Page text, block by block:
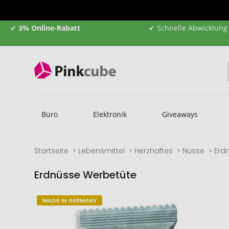
✔ 3% Online-Rabatt ✔ Schnelle Abwicklung
Büro Elektronik Giveaways
Startseite Lebensmittel Herzhaftes Nüsse
Erdnüsse Werbetüte
Zum
Ende
Zum
Anfang
MADE IN GERMANY